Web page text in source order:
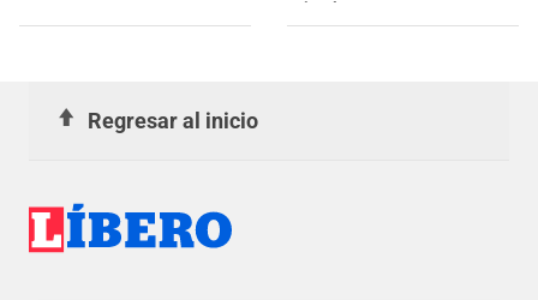
INOFENSIVO que estaba en el
Cristal
Regresar al inicio